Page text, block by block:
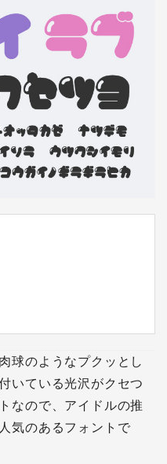
球のようなプクッとし
いている光沢がクセつ
なので、アイドルの推
気のあるフォントで